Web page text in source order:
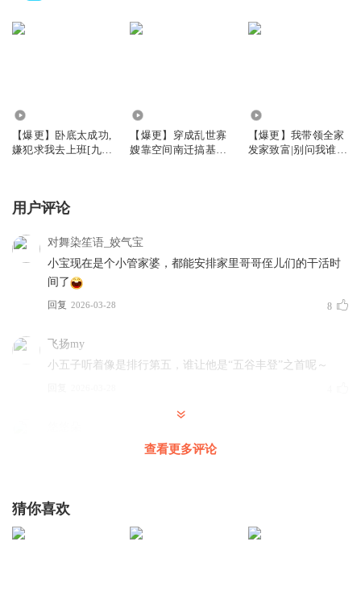
【爆更】卧底太成功,
嫌犯求我去上班[九
【爆更】穿成乱世寡
嫂靠空间南迁搞基建
【爆更】我带领全家
发家致富|别问我谁是
用户评论
对舞染笙语_姣气宝
小宝现在是个小管家婆，都能安排家里哥哥侄儿们的干活时
间了
回复 2026-03-28 8
飞扬my
小五子听着像是排行第五，谁让他是“五谷丰登”之首呢～
咋不想想为啥稻子一夜就熟了！
丽丽小妞2
这么好听的剧，每天更新四集不够听啊！
查看更多评论
猜你喜欢